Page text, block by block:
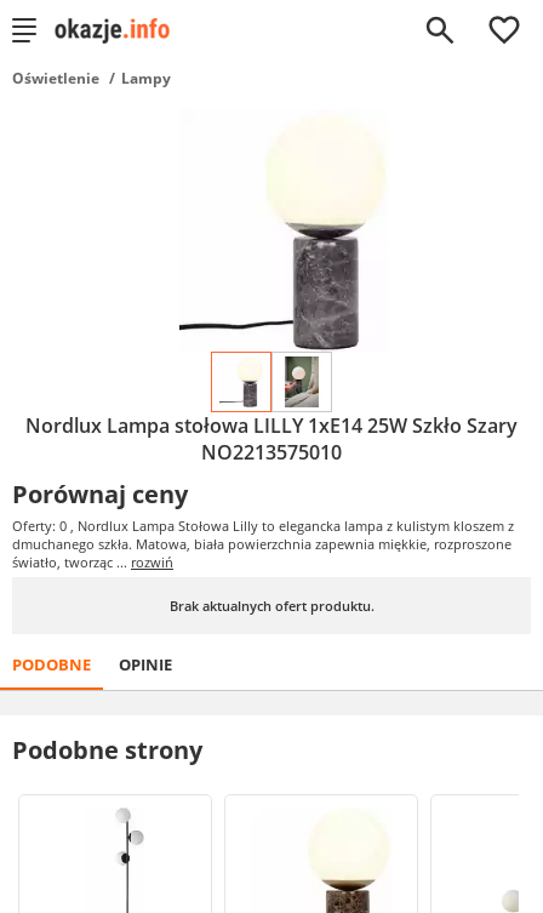
0
Oświetlenie Lampy
Nordlux Lampa stołowa LILLY 1xE14 25W Szkło Szary
NO2213575010
Porównaj ceny
Oferty: 0 , Nordlux Lampa Stołowa Lilly to elegancka lampa z kulistym kloszem z
dmuchanego szkła. Matowa, biała powierzchnia zapewnia miękkie, rozproszone
światło, tworząc ... rozwiń
Brak aktualnych ofert produktu.
PODOBNE OPINIE
Podobne strony